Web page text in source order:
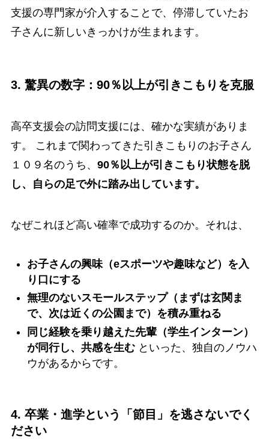
支援の専門家が介入することで、停滞していたお
子さんに新しいきっかけが生まれます。
3. 驚異の数字：90％以上が引きこもりを克服
高卒支援会の訪問支援には、確かな実績がありま
す。 これまで関わってきた引きこもりのお子さん
１０９名のうち、 90％以上が引きこもり状態を脱
し、自らの足で外に踏み出しています。
なぜこれほど高い確率で成功するのか。それは、
お子さんの興味（eスポーツや趣味など）を入
り口にする
無理のないスモールステップ（まずは玄関ま
で、次は近くの公園まで）を積み重ねる
同じ経験を乗り越えた先輩（学生インターン）
が同行し、共感を生むといった、独自のノウハ
ウがあるからです。
4. 卒業・進学という「節目」を逃さないでく
ださい